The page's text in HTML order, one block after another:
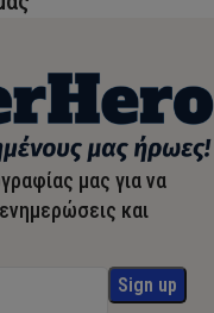
μας για να
και